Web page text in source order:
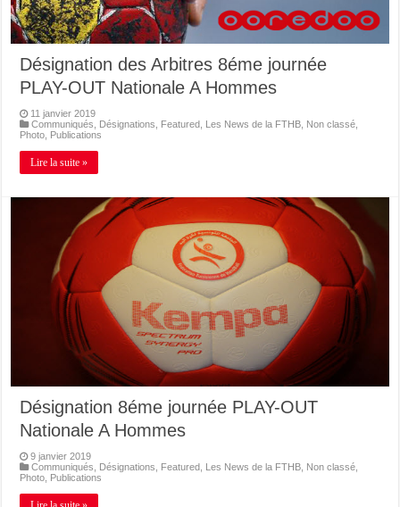
Désignation des Arbitres 8éme journée
PLAY-OUT Nationale A Hommes
11 janvier 2019
Communiqués
Désignations Featured Les News de la FTHB Non classé
Photo
Publications
Lire la suite »
Désignation 8éme journée PLAY-OUT
Nationale A Hommes
9 janvier 2019
Communiqués
Désignations Featured Les News de la FTHB Non classé
Photo Publications